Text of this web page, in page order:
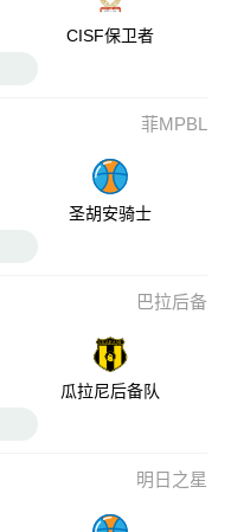
CISF保卫者
菲MPBL
圣胡安骑士
巴拉后备
瓜拉尼后备队
明日之星